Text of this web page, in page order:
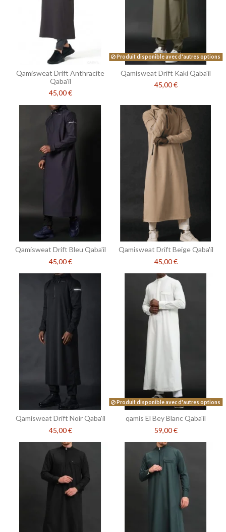
Qamisweat Drift Anthracite
Qaba'il
45,00 €
Produit disponible avec d'autres options
Qamisweat Drift Kaki Qaba'il
45,00 €
Qamisweat Drift Bleu Qaba'il
45,00 €
Qamisweat Drift Beige Qaba'il
45,00 €
Qamisweat Drift Noir Qaba'il
45,00 €
Produit disponible avec d'autres options
qamis El Bey Blanc Qaba'il
59,00 €